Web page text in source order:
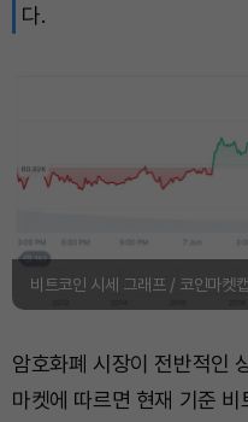
다.
비트코인 시세 그래프 / 코인마켓캡
암호화폐 시장이 전반적인
마켓에 따르면 현재 기준